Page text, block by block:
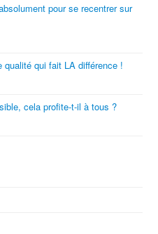
pour se recentrer sur
qualité qui fait LA différence !
cela profite-t-il à tous ?